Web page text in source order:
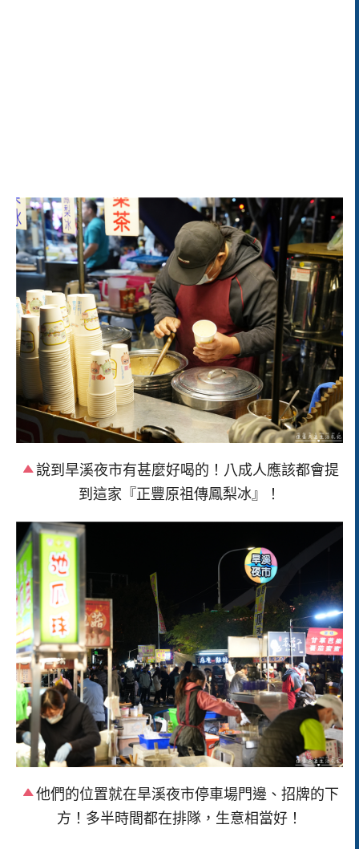
說到旱溪夜市有甚麼好喝的！八成人應該都會提
到這家『正豐原祖傳鳳梨冰』！
他們的位置就在旱溪夜市停車場門邊、招牌的下
方！多半時間都在排隊，生意相當好！